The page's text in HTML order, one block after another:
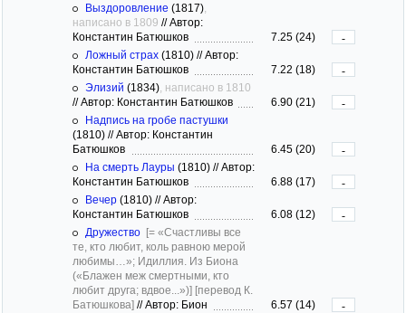
Выздоровление (1817)
написано в 1809 //Автор:
Константин Батюшков
7.25 (24)
-
Ложный страх (1810) //Автор:
Константин Батюшков
7.22 (18)
-
Элизий (1834) , написано в 1810
//Автор: Константин Батюшков 6.90 (21)
-
Надпись на гробе пастушки
(1810) //Автор: Константин
Батюшков
6.45 (20)
-
На смерть Лауры (1810) //Автор:
Константин Батюшков
6.88 (17)
-
Вечер (1810) //Автор:
Константин Батюшков
6.08 (12)
-
Дружество [= «Счастливы все
те, кто любит, коль равною мерой
любимы…»; Идиллия. Из Биона
(«Блажен меж смертными, кто
любит друга; вдвое...»)] [перевод К.
Батюшкова] //Автор: Бион 6.57 (14)
-